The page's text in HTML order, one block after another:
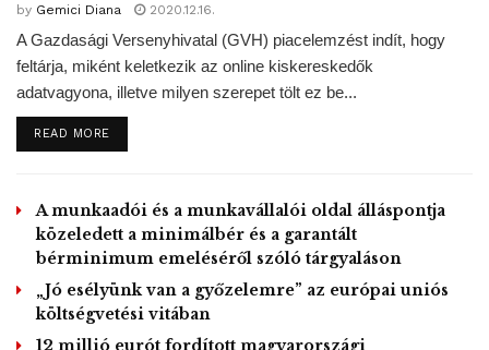
üzemi területeken, kézfertőtlenítőket, szájmaszkokat,
gumikesztyűket osztottak a vírus terjedésének leginkább
kitett munkakörökben dolgozóknak – például a
jegypénztárosoknak, kalauzoknak. A vasúttársaság a
pályaudvarokat, szerelvényeket, üzemi területeket
MTI – Fotó / MÁV Facebook oldala
Tags: fertőtlenítés járművek MÁV Zrt
tömegközlekedés vasút
by Gemici Diana 2020.12.16.
A Gazdasági Versenyhivatal (GVH) piacelemzést indít, hogy
feltárja, miként keletkezik az online kiskereskedők
adatvagyona, illetve milyen szerepet tölt ez be...
READ MOREDETAILS
A munkaadói és a munkavállalói oldal álláspontja
közeledett a minimálbér és a garantált
bérminimum emeléséről szóló tárgyaláson
„Jó esélyünk van a győzelemre” az európai uniós
költségvetési vitában
12 millió eurót fordított magyarországi